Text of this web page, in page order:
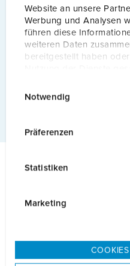
Website an unsere
Werbung und Analysen
führen diese
weiteren Daten
bereitgestellt haben
s
Notwendig
Präferenzen
Statistiken
Marketing
Für eine
Mehr
Elektrische Daten